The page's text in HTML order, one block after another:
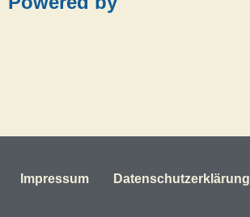
Impressum Datenschutzerklärung